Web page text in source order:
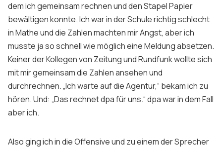
dem ich gemeinsam rechnen und den Stapel Papier
bewältigen konnte. Ich war in der Schule richtig schlecht
in Mathe und die Zahlen machten mir Angst, aber ich
musste ja so schnell wie möglich eine Meldung absetzen.
Keiner der Kollegen von Zeitung und Rundfunk wollte sich
mit mir gemeinsam die Zahlen ansehen und
durchrechnen. „Ich warte auf die Agentur,“ bekam ich zu
hören. Und: „Das rechnet dpa für uns.“ dpa war in dem Fall
aber ich.
Also ging ich in die Offensive und zu einem der Sprecher